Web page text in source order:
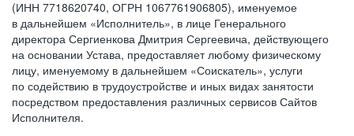
(ИНН 7718620740, ОГРН 1067761906805), именуемое
в дальнейшем «Исполнитель», в лице Генерального
директора Сергиенкова Дмитрия Сергеевича, действующего
на основании Устава, предоставляет любому физическому
лицу, именуемому в дальнейшем «Соискатель», услуги
по содействию в трудоустройстве и иных видах занятости
посредством предоставления различных сервисов Сайтов
Исполнителя.